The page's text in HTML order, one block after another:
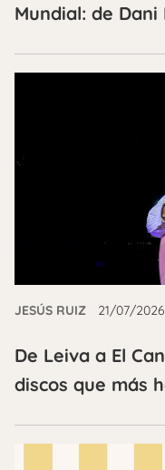
Mundial: de
JESÚS RUIZ 21/07/2026
De Leiva a El
discos que más